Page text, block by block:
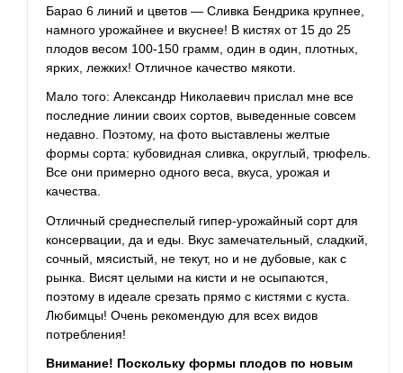
Барао 6 линий и цветов — Сливка Бендрика крупнее,
намного урожайнее и вкуснее! В кистях от 15 до 25
плодов весом 100-150 грамм, один в один, плотных,
ярких, лежких! Отличное качество мякоти.
Мало того: Александр Николаевич прислал мне все
последние линии своих сортов, выведенные совсем
недавно. Поэтому, на фото выставлены желтые
формы сорта: кубовидная сливка, округлый, трюфель.
Все они примерно одного веса, вкуса, урожая и
качества.
Отличный среднеспелый гипер-урожайный сорт для
консервации, да и еды. Вкус замечательный, сладкий,
сочный, мясистый, не текут, но и не дубовые, как с
рынка. Висят целыми на кисти и не осыпаются,
поэтому в идеале срезать прямо с кистями с куста.
Любимцы! Очень рекомендую для всех видов
потребления!
Внимание! Поскольку формы плодов по новым